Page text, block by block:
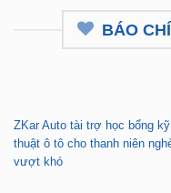
BÁO
ZKar Auto tài trợ học bổng kỹ
thuật ô tô cho thanh niên
vượt khó